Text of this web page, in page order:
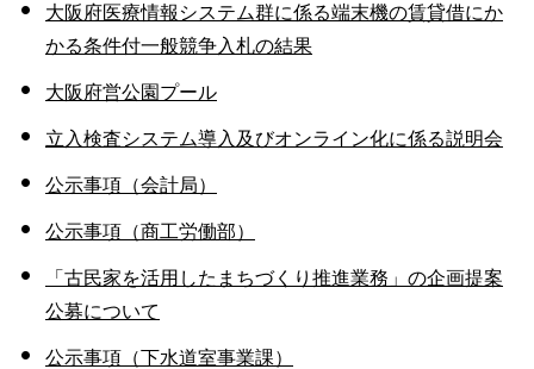
大阪府医療情報システム群に係る端末機の賃貸借にか
かる条件付一般競争入札の結果
大阪府営公園プール
立入検査システム導入及びオンライン化に係る説明会
公示事項（会計局）
公示事項（商工労働部）
「古民家を活用したまちづくり推進業務」の企画提案
公募について
公示事項（下水道室事業課）